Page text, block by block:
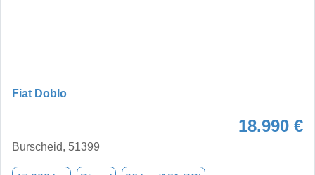
Fiat Doblo
18.990 €
Burscheid, 51399